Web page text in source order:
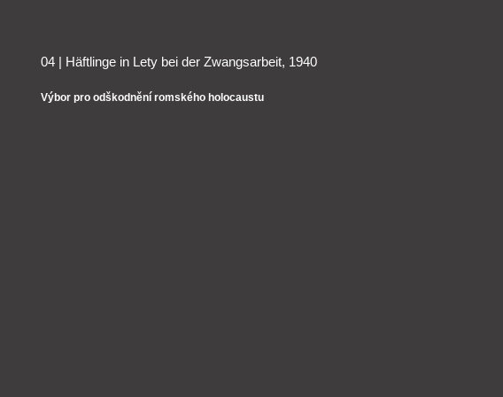
04 | Häftlinge in Lety bei der Zwangsarbeit, 1940
Výbor pro odškodnění romského holocaustu